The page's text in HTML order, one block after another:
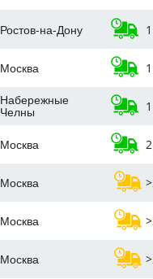
Ростов-на-Дону
Москва
Набережные
Челны
Москва
Москва
Москва
Москва